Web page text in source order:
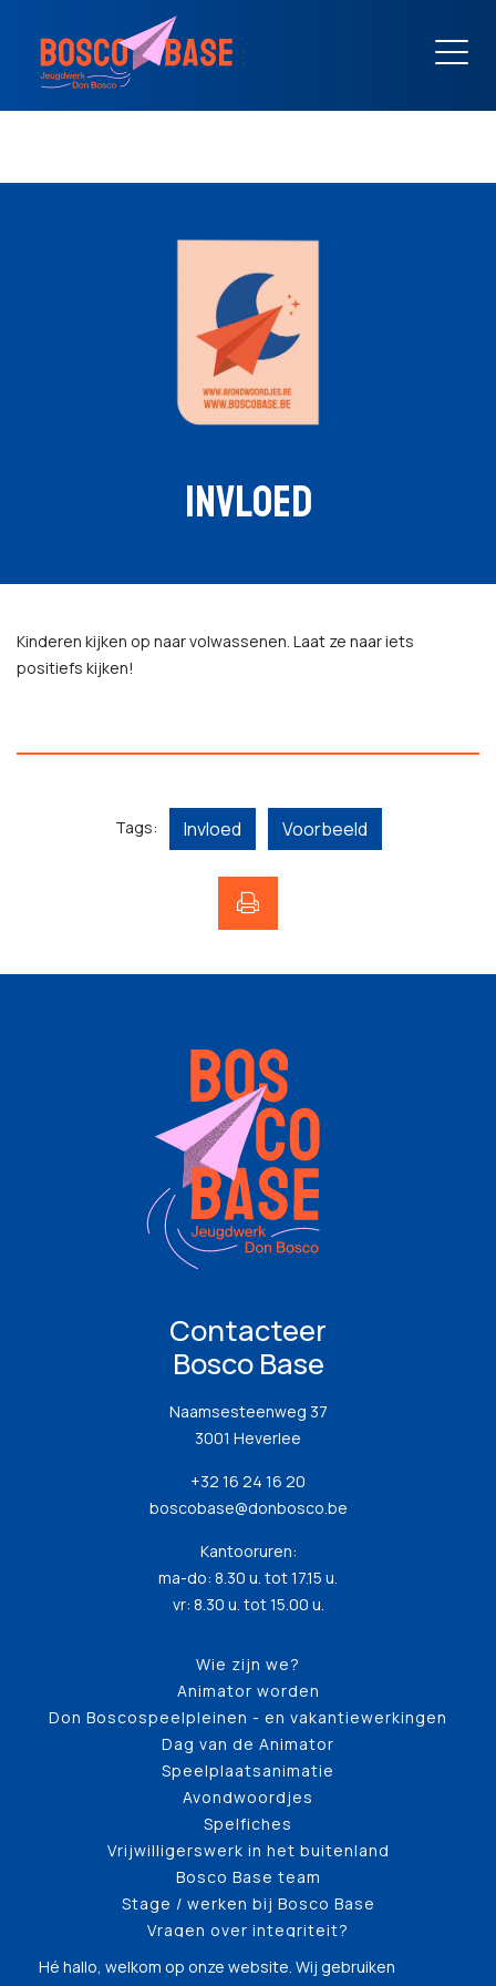
INVLOED
Kinderen kijken op naar volwassenen. Laat ze naar iets
positiefs kijken!
Tags: Invloed Voorbeeld
Contacteer
Bosco Base
Naamsesteenweg 37
3001 Heverlee
+32 16 24 16 20
boscobase@donbosco.be
Kantooruren:
ma-do: 8.30 u. tot 17.15 u.
vr: 8.30 u. tot 15.00 u.
Wie zijn we?
Animator worden
Don Boscospeelpleinen - en vakantiewerkingen
Dag van de Animator
Speelplaatsanimatie
Avondwoordjes
Spelfiches
Vrijwilligerswerk in het buitenland
Bosco Base team
Stage / werken bij Bosco Base
Vragen over integriteit?
Hé hallo, welkom op onze website. Wij gebruiken